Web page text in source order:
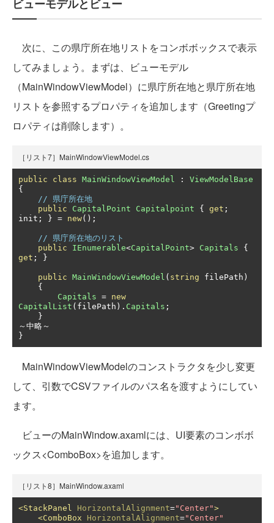
ビューモデルとビュー
次に、この県庁所在地リストをコンボボックスで表示
してみましょう。まずは、ビューモデル
（MainWindowViewModel）に県庁所在地と県庁所在地
リストを参照するプロパティを追加します（Greetingプ
ロパティは削除します）。
［リスト7］MainWindowViewModel.cs
public class MainWindowViewModel :
ViewModelBase
{
// 県庁所在地
public
CapitalPoint Capitalpoint { get ;
init ; } = new();
// 県庁所在地のリスト
public
IEnumerable<CapitalPoint> Capitals
{
get ; }
public MainWindowViewModel ( string filePath )
{
Capitals = new
CapitalList ( filePath ). Capitals ;
}
～中略～
}
MainWindowViewModelのコンストラクタを少し変更
して、引数でCSVファイルのパス名を渡すようにしてい
ます。
ビューのMainWindow.axamlには、UI要素のコンボボ
ックス<ComboBox>を追加します。
［リスト8］MainWindow.axaml
<StackPanel HorizontalAlignment="Center">
<ComboBox
HorizontalAlignment="Center"